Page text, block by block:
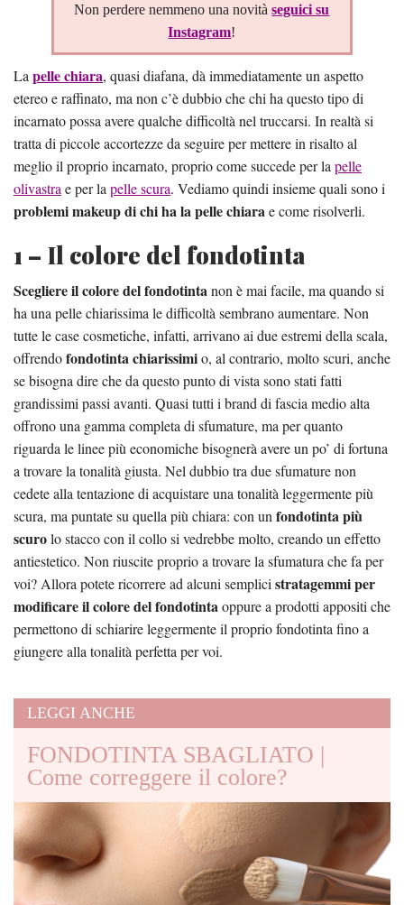
Non perdere nemmeno una novitàseguici su
Instagram!
La pelle chiara, quasi diafana, dà immediatamente un aspetto
etereo e raffinato, ma non c’è dubbio che chi ha questo tipo di
incarnato possa avere qualche difficoltà nel truccarsi. In realtà si
tratta di piccole accortezze da seguire per mettere in risalto al
meglio il proprio incarnato, proprio come succede per la pelle
olivastra e per la pelle scura. Vediamo quindi insieme quali sono i
problemi makeup di chi ha la pelle chiarae come risolverli.
1 – Il colore del fondotinta
Scegliere il colore del fondotintanon è mai facile, ma quando si
ha una pelle chiarissima le difficoltà sembrano aumentare. Non
tutte le case cosmetiche, infatti, arrivano ai due estremi della scala,
offrendofondotinta chiarissimio, al contrario, molto scuri, anche
se bisogna dire che da questo punto di vista sono stati fatti
grandissimi passi avanti. Quasi tutti i brand di fascia medio alta
offrono una gamma completa di sfumature, ma per quanto
riguarda le linee più economiche bisognerà avere un po’ di fortuna
a trovare la tonalità giusta. Nel dubbio tra due sfumature non
cedete alla tentazione di acquistare una tonalità leggermente più
scura, ma puntate su quella più chiara: con un fondotinta più
scurolo stacco con il collo si vedrebbe molto, creando un effetto
antiestetico. Non riuscite proprio a trovare la sfumatura che fa per
voi? Allora potete ricorrere ad alcuni semplici stratagemmi per
modificare il colore del fondotintaoppure a prodotti appositi che
permettono di schiarire leggermente il proprio fondotinta fino a
giungere alla tonalità perfetta per voi.
LEGGI ANCHE
FONDOTINTA SBAGLIATO |
Come correggere il colore?